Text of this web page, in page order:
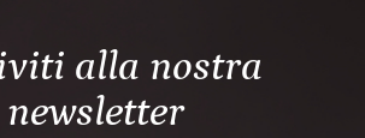
alla nostra
newsletter